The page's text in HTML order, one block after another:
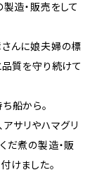
造・販売をして
んに娘夫婦の標
質を守り続けて
船から。
サリやハマグリ
だ煮の製造・販
けました。